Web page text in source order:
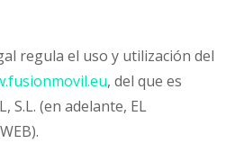
regula el uso y utilización del
, del que es
S.L. (en adelante, EL